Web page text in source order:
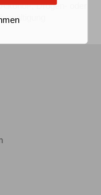
, Drogen- oder